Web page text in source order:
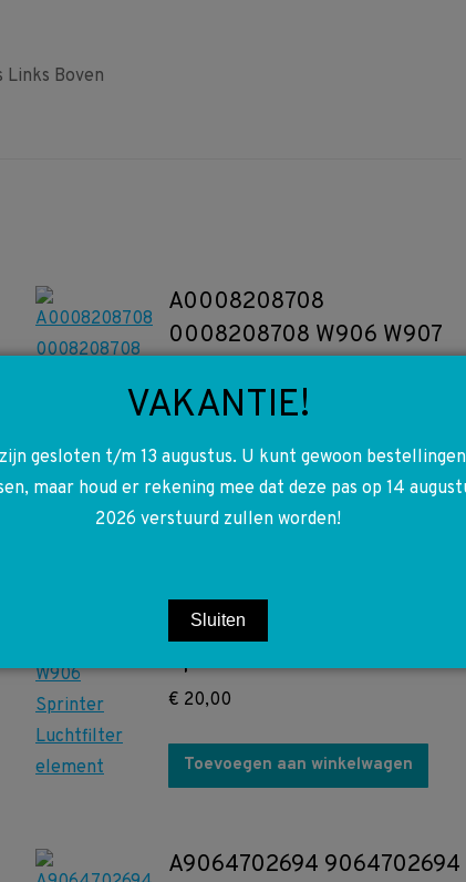
Links Boven
A0008208708
0008208708 W906 W907
spiegelglas rechts
Toevoegen aan winkelwagen
A0000903751
0000903751 W906
Sprinter Luchtfilter element
€ 20,00
Toevoegen aan winkelwagen
A9064702694 9064702694
VAKANTIE!
gesloten t/m 13 augustus. U kunt gewoon bestellingen
maar houd er rekening mee dat deze pas op 14
2026 verstuurd zullen worden!
Sluiten